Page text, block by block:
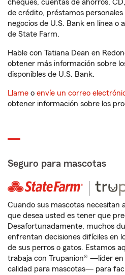
cheques, cuentas de ahorros,
de crédito, préstamos
negocios de U.S. Bank en línea o
de State Farm.
Hable con Tatiana Dean en
obtener más información sobre
disponibles de U.S. Bank.
Llame o envíe un correo
obtener información sobre los
Seguro para mascotas
Cuando sus mascotas necesitan
que desea usted es tener que
Desafortunadamente, muchos
enfrentan decisiones difíciles en
de sus perros o gatos. Estamos
trabaja con Trupanion® —líder en
calidad para mascotas— para